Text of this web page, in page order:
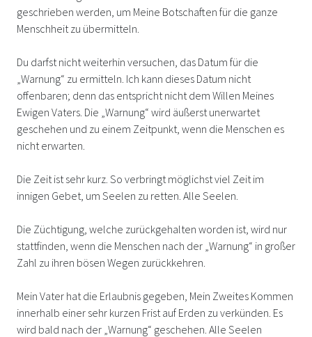
geschrieben werden, um Meine Botschaften für die ganze
Menschheit zu übermitteln.
Du darfst nicht weiterhin versuchen, das Datum für die
„Warnung“ zu ermitteln. Ich kann dieses Datum nicht
offenbaren; denn das entspricht nicht dem Willen Meines
Ewigen Vaters. Die „Warnung“ wird äußerst unerwartet
geschehen und zu einem Zeitpunkt, wenn die Menschen es
nicht erwarten.
Die Zeit ist sehr kurz. So verbringt möglichst viel Zeit im
innigen Gebet, um Seelen zu retten. Alle Seelen.
Die Züchtigung, welche zurückgehalten worden ist, wird nur
stattfinden, wenn die Menschen nach der „Warnung“ in großer
Zahl zu ihren bösen Wegen zurückkehren.
Mein Vater hat die Erlaubnis gegeben, Mein Zweites Kommen
innerhalb einer sehr kurzen Frist auf Erden zu verkünden. Es
wird bald nach der „Warnung“ geschehen. Alle Seelen